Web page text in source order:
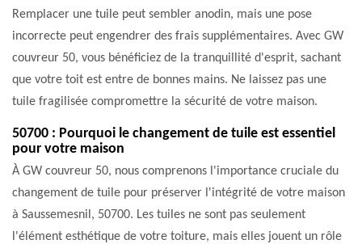
Remplacer une tuile peut sembler anodin, mais une pose
incorrecte peut engendrer des frais supplémentaires. Avec GW
couvreur 50, vous bénéficiez de la tranquillité d'esprit, sachant
que votre toit est entre de bonnes mains. Ne laissez pas une
tuile fragilisée compromettre la sécurité de votre maison.
50700 : Pourquoi le changement de tuile est essentiel
pour votre maison
À GW couvreur 50, nous comprenons l'importance cruciale du
changement de tuile pour préserver l'intégrité de votre maison
à Saussemesnil, 50700. Les tuiles ne sont pas seulement
l'élément esthétique de votre toiture, mais elles jouent un rôle